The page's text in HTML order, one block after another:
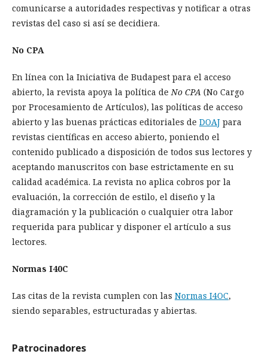
comunicarse a autoridades respectivas y notificar a otras
revistas del caso si así se decidiera.
No CPA
En línea con la Iniciativa de Budapest para el acceso
abierto, la revista apoya la política deNo CPA (No Cargo
por Procesamiento de Artículos), las políticas de acceso
abierto y las buenas prácticas editoriales de DOAJ para
revistas científicas en acceso abierto, poniendo el
contenido publicado a disposición de todos sus lectores y
aceptando manuscritos con base estrictamente en su
calidad académica. La revista no aplica cobros por la
evaluación, la corrección de estilo, el diseño y la
diagramación y la publicación o cualquier otra labor
requerida para publicar y disponer el artículo a sus
lectores.
Normas I40C
Las citas de la revista cumplen con las Normas I4OC,
siendo separables, estructuradas y abiertas.
Patrocinadores